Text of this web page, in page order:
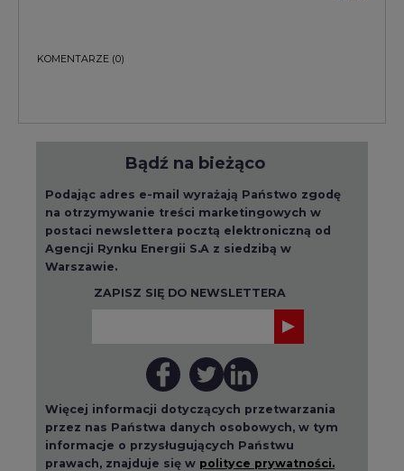
KOMENTARZE (0)
Bądź na bieżąco
Podając adres e-mail wyrażają Państwo zgodę
na otrzymywanie treści marketingowych w
postaci newslettera pocztą elektroniczną od
Agencji Rynku Energii S.A z siedzibą w
Warszawie.
ZAPISZ SIĘ DO NEWSLETTERA
Więcej informacji dotyczących przetwarzania
przez nas Państwa danych osobowych, w tym
informacje o przysługujących Państwu
prawach, znajduje się w polityce prywatności.